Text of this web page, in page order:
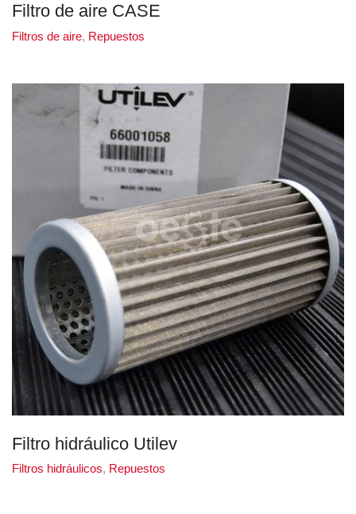
Filtro de aire CASE
Filtros de aire, Repuestos
Filtro hidráulico Utilev
Filtros hidráulicos, Repuestos